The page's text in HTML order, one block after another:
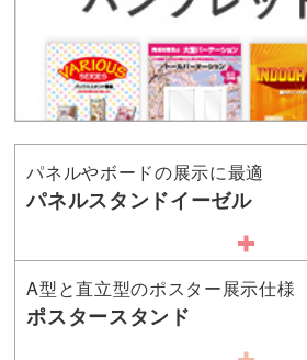
パネルやボードの展示に最適
パネルスタンドイーゼル
A型と直立型のポスター展示仕様
ポスタースタンド